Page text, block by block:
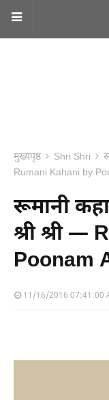
मुख्यपृष्ठ Shri Shri
Rumani Kahani by
रूमानी
श्री श्री
Poonam
11/16/2016 07:41:00